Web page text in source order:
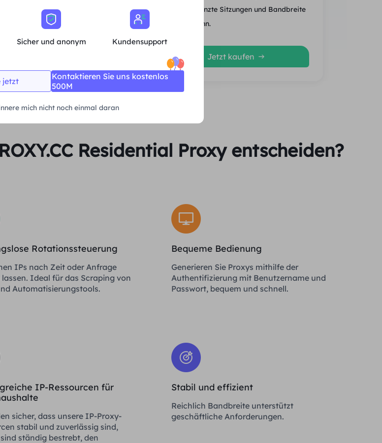
Sitzungen und Bandbreite
Unbegrenzte Sitzungen und Bandbreite
Durchschn.
Jetzt kaufen
Residential Proxy entscheiden?
Rotationssteuerung
IPs nach Zeit oder Anfrage
Ideal für das Scraping von
Automatisierungstools.
Bequeme Bedienung
Generieren Sie Proxys mithilfe der
Authentifizierung mit Benutzername und
Passwort, bequem und schnell.
IP-Ressourcen für
sicher, dass unsere IP-Proxy-
stabil und zuverlässig sind,
ständig bestrebt, den
Stabil und effizient
Reichlich Bandbreite unterstützt
geschäftliche Anforderungen.
Sicher und anonym Kundensupport
jetzt
Kontaktieren Sie uns kostenlos
500M
mich nicht noch einmal daran